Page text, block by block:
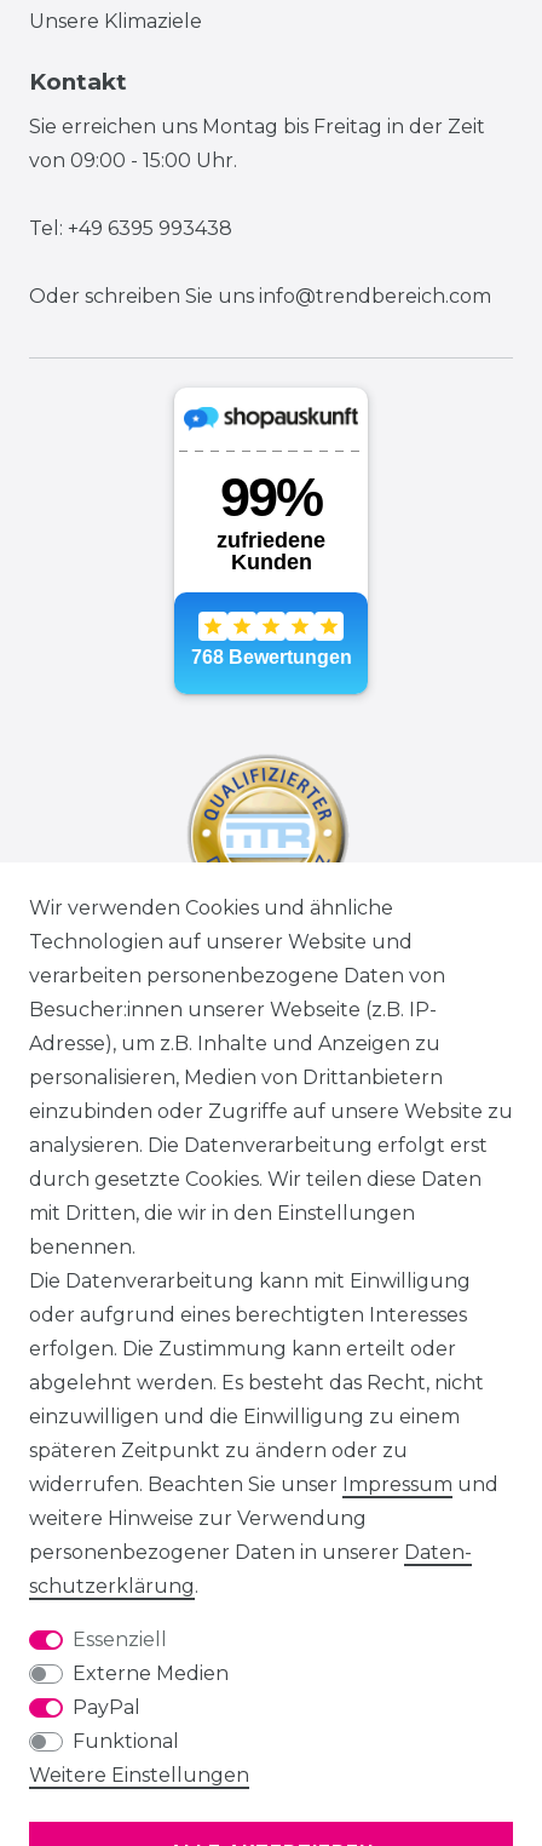
Unsere Klimaziele
Kontakt
Sie erreichen uns Montag bis Freitag in der Zeit
von 09:00 - 15:00 Uhr.
Tel: +49 6395 993438
Oder schreiben Sie uns info@trendbereich.com
Wir verwenden Cookies und ähnliche
Technologien auf unserer Website und
verarbeiten personenbezogene Daten von
Besucher:innen unserer Webseite (z.B. IP-
Adresse), um z.B. Inhalte und Anzeigen zu
personalisieren, Medien von Drittanbietern
einzubinden oder Zugriffe auf unsere Website zu
analysieren. Die Datenverarbeitung erfolgt erst
durch gesetzte Cookies. Wir teilen diese Daten
mit Dritten, die wir in den Einstellungen
benennen.
Die Datenverarbeitung kann mit Einwilligung
oder aufgrund eines berechtigten Interesses
erfolgen. Die Zustimmung kann erteilt oder
abgelehnt werden. Es besteht das Recht, nicht
einzuwilligen und die Einwilligung zu einem
späteren Zeitpunkt zu ändern oder zu
widerrufen. Beachten Sie unser Impressum und
weitere Hinweise zur Verwendung
personenbezogener Daten in unserer Daten­
schutz­erklärung.
Essenziell
Externe Medien
PayPal
Funktional
Weitere Einstellungen